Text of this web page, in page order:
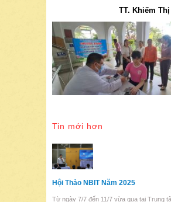
TT. Khiếm
Tin mới hơn
Hội Thảo NBIT Năm 2025
Từ ngày 7/7 đến 11/7 vừa qua tại Trung